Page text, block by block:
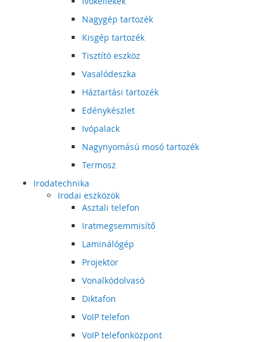
Nagygép tartozék
Kisgép tartozék
Tisztító eszköz
Vasalódeszka
Háztartási tartozék
Edénykészlet
Ivópalack
Nagynyomású mosó tartozék
Termosz
Irodatechnika
Irodai eszközök
Asztali telefon
Iratmegsemmisítő
Laminálógép
Projektor
Vonalkódolvasó
Diktafon
VoIP telefon
VoIP telefonközpont